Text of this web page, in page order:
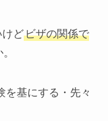
けどビザの関係で
を基にする・先々